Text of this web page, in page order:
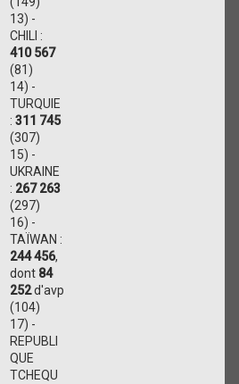
13) -
CHILI :
410 567
(81)
14) -
TURQUIE
:311 745
(307)
15) -
UKRAINE
: 267 263
(297)
16) -
TAÏWAN :
244 456,
dont 84
252d'avp
(104)
17) -
REPUBLI
QUE
TCHEQU